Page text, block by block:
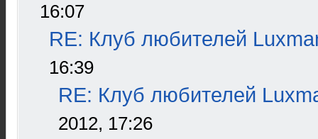
16:07
RE: Клуб любителей
16:39
RE: Клуб любителей
2012, 17:26